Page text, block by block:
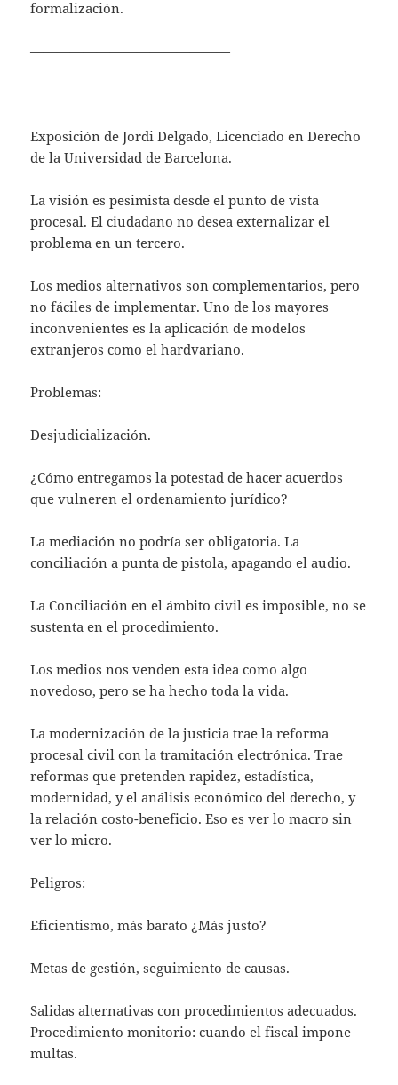
formalización.
———————————————
Exposición de Jordi Delgado, Licenciado en Derecho
de la Universidad de Barcelona.
La visión es pesimista desde el punto de vista
procesal. El ciudadano no desea externalizar el
problema en un tercero.
Los medios alternativos son complementarios, pero
no fáciles de implementar. Uno de los mayores
inconvenientes es la aplicación de modelos
extranjeros como el hardvariano.
Problemas:
Desjudicialización.
¿Cómo entregamos la potestad de hacer acuerdos
que vulneren el ordenamiento jurídico?
La mediación no podría ser obligatoria. La
conciliación a punta de pistola, apagando el audio.
La Conciliación en el ámbito civil es imposible, no se
sustenta en el procedimiento.
Los medios nos venden esta idea como algo
novedoso, pero se ha hecho toda la vida.
La modernización de la justicia trae la reforma
procesal civil con la tramitación electrónica. Trae
reformas que pretenden rapidez, estadística,
modernidad, y el análisis económico del derecho, y
la relación costo-beneficio. Eso es ver lo macro sin
ver lo micro.
Peligros:
Eficientismo, más barato ¿Más justo?
Metas de gestión, seguimiento de causas.
Salidas alternativas con procedimientos adecuados.
Procedimiento monitorio: cuando el fiscal impone
multas.